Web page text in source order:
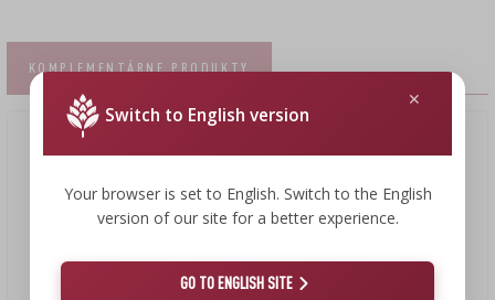
KOMPLEMENTÁRNE PRODUKTY
Switch to English version
Your browser is set to English. Switch to the English
version of our site for a better experience.
GO TO ENGLISH SITE